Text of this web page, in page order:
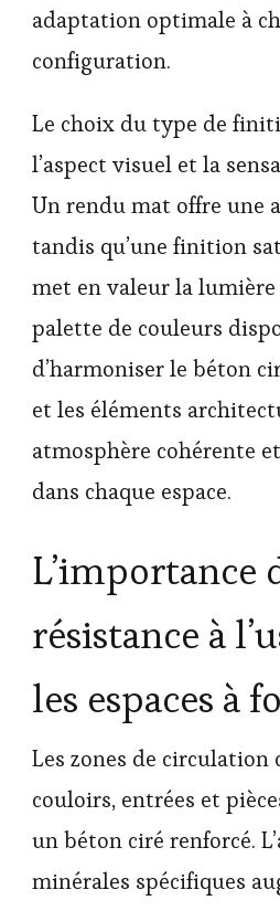
adaptation optimale à
configuration.
Le choix du type de
l’aspect visuel et la
Un rendu mat offre une
tandis qu’une finition
met en valeur la
palette de couleurs
d’harmoniser le béton
et les éléments
atmosphère cohérente
dans chaque espace.
L’importance
résistance à
les espaces à
Les zones de circulation
couloirs, entrées et
un béton ciré renforcé.
minérales spécifiques